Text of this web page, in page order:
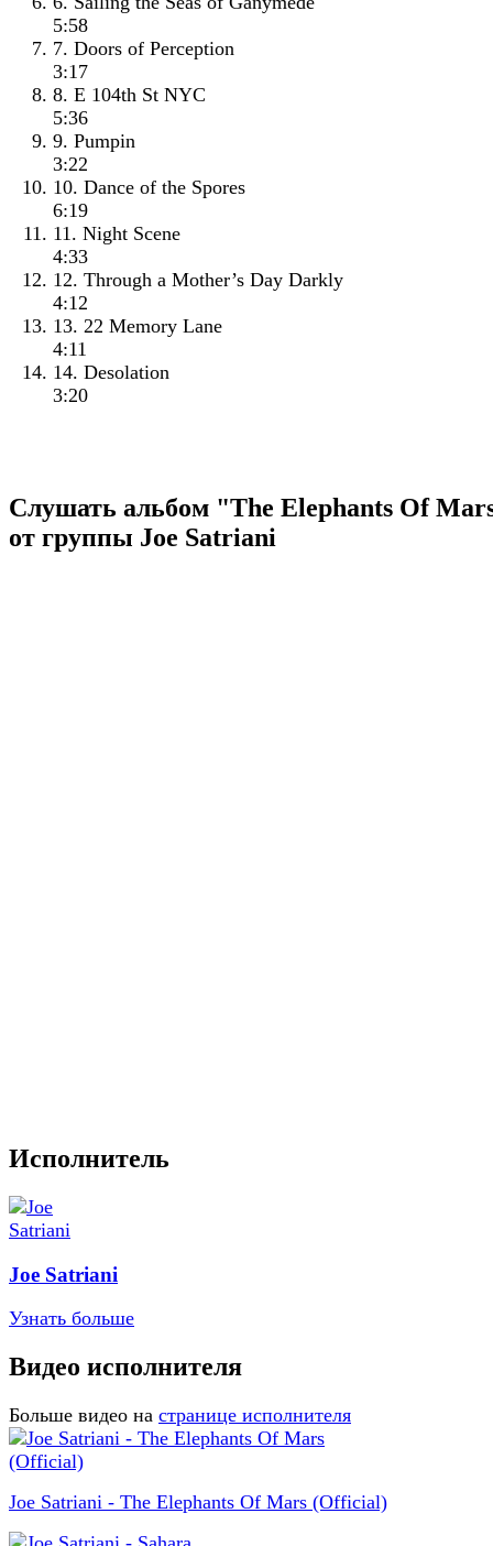
5:58
7. Doors of Perception
3:17
8. E 104th St NYC
5:36
9. Pumpin
3:22
10. Dance of the Spores
6:19
11. Night Scene
4:33
12. Through a Mother’s Day Darkly
4:12
13. 22 Memory Lane
4:11
14. Desolation
3:20
Слушать альбом "The Elephants Of
от группы Joe Satriani
Исполнитель
Joe Satriani
Узнать больше
Видео исполнителя
Больше видео на странице исполнителя
Joe Satriani - The Elephants Of Mars (Official)